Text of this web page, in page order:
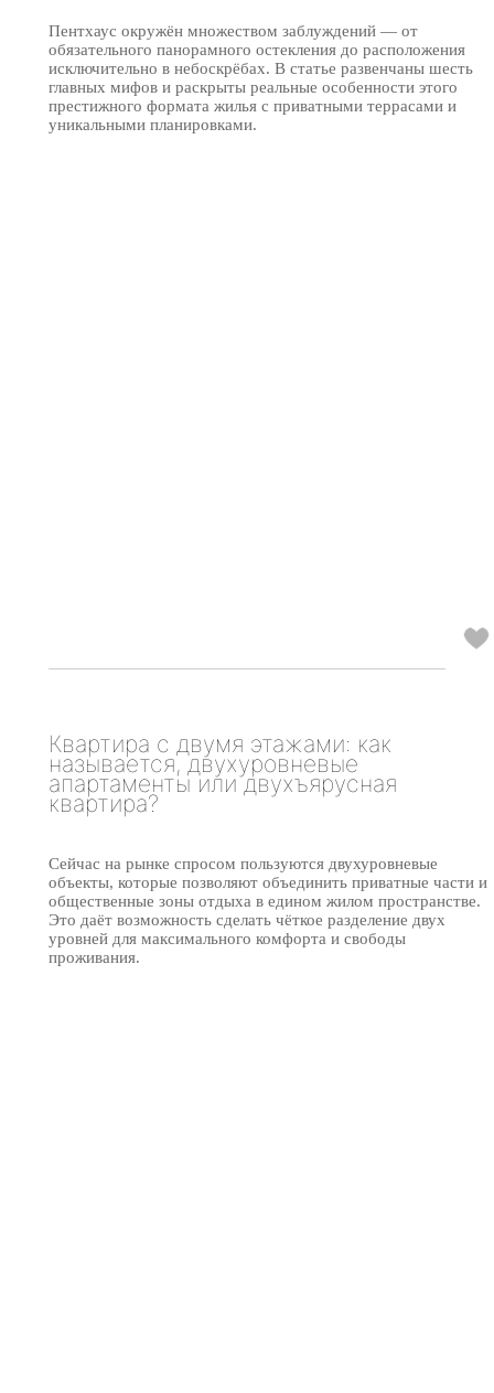
Пентхаус окружён множеством заблуждений — от
обязательного панорамного остекления до расположения
исключительно в небоскрёбах. В статье развенчаны шесть
главных мифов и раскрыты реальные особенности этого
престижного формата жилья с приватными террасами и
уникальными планировками.
Квартира с двумя этажами: как
называется, двухуровневые
апартаменты или двухъярусная
квартира?
Сейчас на рынке спросом пользуются двухуровневые
объекты, которые позволяют объединить приватные части и
общественные зоны отдыха в едином жилом пространстве.
Это даёт возможность сделать чёткое разделение двух
уровней для максимального комфорта и свободы
проживания.